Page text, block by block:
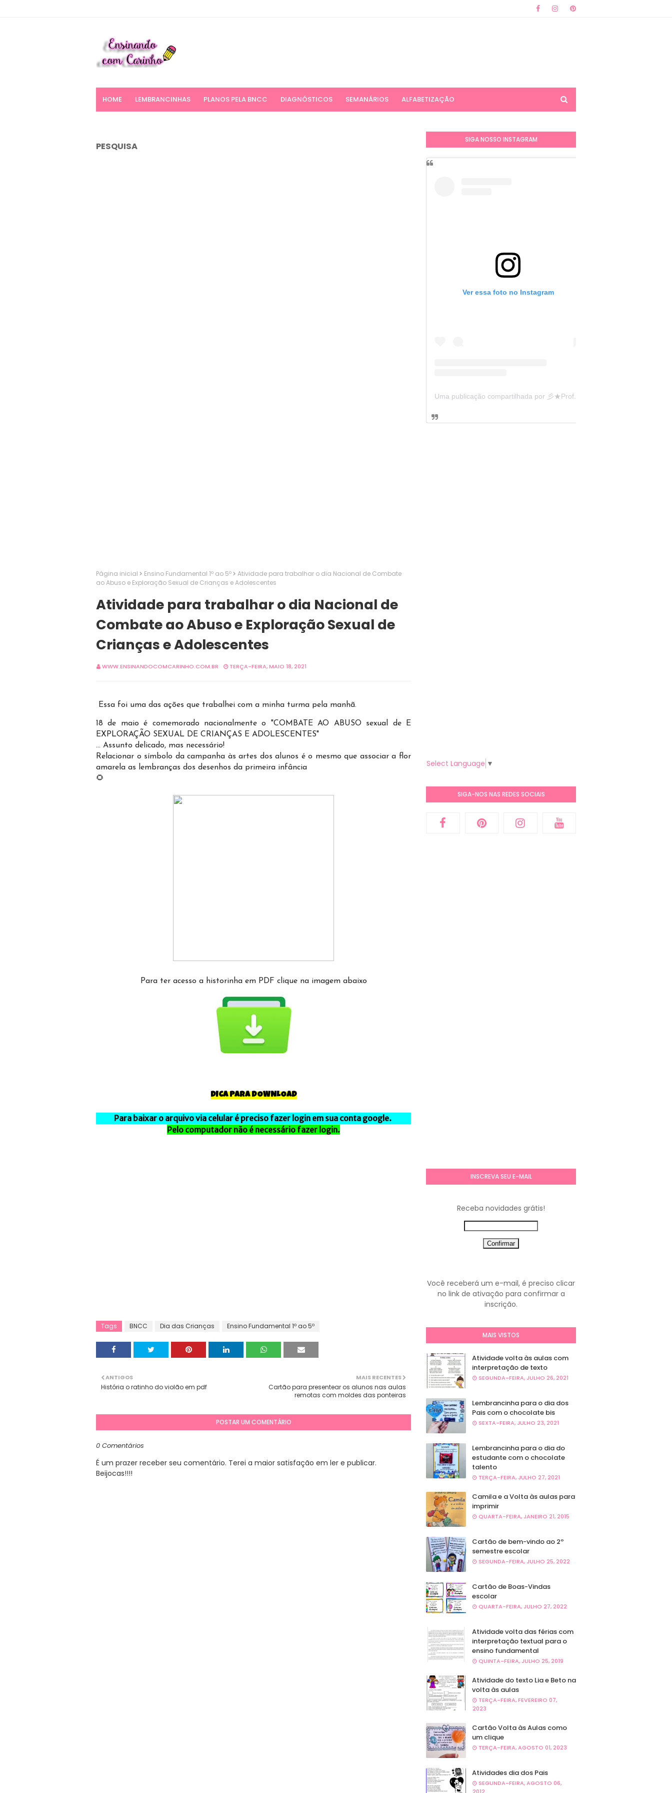
HOME LEMBRANCINHAS PLANOS PELA BNCC DIAGNÓSTICOS SEMANÁRIOS ALFABETIZAÇÃO
PESQUISA
Página inicial Ensino Fundamental 1º ao 5º
Atividade para trabalhar o dia Nacional de Combate
ao Abuso e Exploração Sexual de Crianças e Adolescentes
Atividade para trabalhar o dia Nacional de
Combate ao Abuso e Exploração Sexual de
Crianças e Adolescentes
WWW.ENSINANDOCOMCARINHO.COM.BR TERÇA-FEIRA, MAIO 18, 2021
Essa foi uma das ações que trabalhei com a minha turma pela manhã.
18 de maio é comemorado nacionalmente o "COMBATE AO ABUSO sexual de E
EXPLORAÇÃO SEXUAL DE CRIANÇAS E ADOLESCENTES"
... Assunto delicado, mas necessário!
Relacionar o símbolo da campanha às artes dos alunos é o mesmo que associar a flor
amarela as lembranças dos desenhos da primeira infância
🌻
Para ter acesso a historinha em PDF clique na imagem abaixo
DICA PARA DOWNLOAD
Para baixar o arquivo via celular é preciso fazer login em sua conta google.
Pelo computador não é necessário fazer login.
Tags BNCC Dia das Crianças Ensino Fundamental 1º ao 5º
MAIS RECENTES
Cartão para presentear os alunos nas aulas
remotas com moldes das ponteiras
ANTIGOS
História o ratinho do violão em pdf
POSTAR UM COMENTÁRIO
0 Comentários
É um prazer receber seu comentário. Terei a maior satisfação em ler e publicar.
Beijocas!!!!
SIGA NOSSO INSTAGRAM
Ver essa foto no Instagram
Uma publicação compartilhada por 彡★Professora: Valéria·.¸¸.· (@ensinandocomcarinho)
Select Language ▼
SIGA-NOS NAS REDES SOCIAIS
INSCREVA SEU E-MAIL
Receba novidades grátis!
Você receberá um e-mail, é preciso clicar
no link de ativação para confirmar a
inscrição.
MAIS VISTOS
Atividade volta às aulas com
interpretação de texto
SEGUNDA-FEIRA, JULHO 26, 2021
Lembrancinha para o dia dos
Pais com o chocolate bis
SEXTA-FEIRA, JULHO 23, 2021
Lembrancinha para o dia do
estudante com o chocolate
talento
TERÇA-FEIRA, JULHO 27, 2021
Camila e a Volta às aulas para
imprimir
QUARTA-FEIRA, JANEIRO 21, 2015
Cartão de bem-vindo ao 2º
semestre escolar
SEGUNDA-FEIRA, JULHO 25, 2022
Cartão de Boas-Vindas
escolar
QUARTA-FEIRA, JULHO 27, 2022
Atividade volta das férias com
interpretação textual para o
ensino fundamental
QUINTA-FEIRA, JULHO 25, 2019
Atividade do texto Lia e Beto na
volta às aulas
TERÇA-FEIRA, FEVEREIRO 07,
2023
Cartão Volta às Aulas como
um clique
TERÇA-FEIRA, AGOSTO 01, 2023
Atividades dia dos Pais
SEGUNDA-FEIRA, AGOSTO 06,